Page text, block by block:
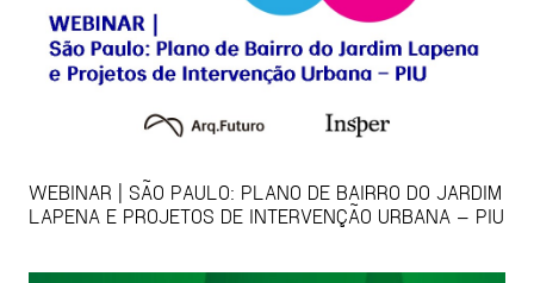
WEBINAR | SÃO PAULO: PLANO DE BAIRRO DO JARDIM
LAPENA E PROJETOS DE INTERVENÇÃO URBANA – PIU